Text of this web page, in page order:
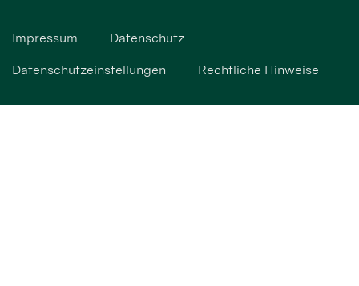
Impressum Datenschutz
Datenschutzeinstellungen Rechtliche Hinweise